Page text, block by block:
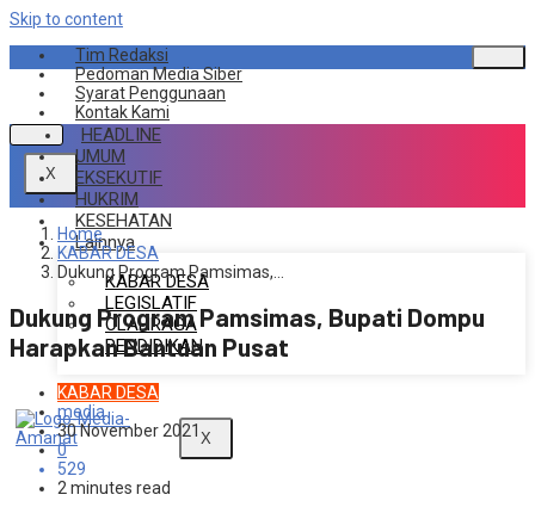
Skip to content
Tim Redaksi
Pedoman Media Siber
Syarat Penggunaan
Kontak Kami
X
HEADLINE
UMUM
EKSEKUTIF
HUKRIM
KESEHATAN
Lainnya
KABAR DESA
LEGISLATIF
OLAHRAGA
PENDIDIKAN
X
Home
KABAR DESA
Dukung Program Pamsimas,…
Dukung Program Pamsimas, Bupati Dompu
Harapkan Bantuan Pusat
KABAR DESA
media
30 November 2021
0
529
2 minutes read